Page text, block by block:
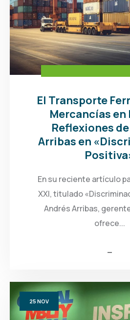
El Transporte
Mercancías en
Reflexiones
Arribas en
En su reciente artículo
XXI, titulado
Andrés Arribas,
ofrece...
25 NOV